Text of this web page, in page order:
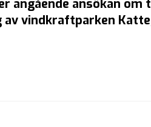
angående ansökan
vindkraftparken